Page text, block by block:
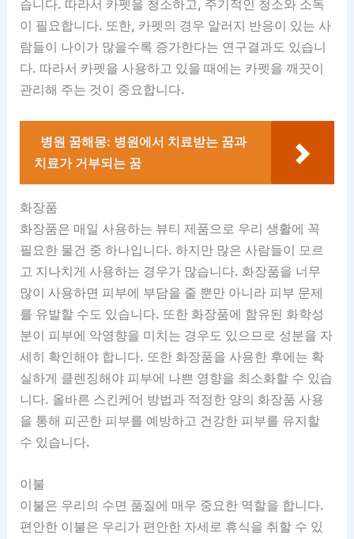
습니다. 따라서 카펫을 청소하고, 주기적인 청소와 소독
이 필요합니다. 또한, 카펫의 경우 알러지 반응이 있는 사
람들이 나이가 많을수록 증가한다는 연구결과도 있습니
다. 따라서 카펫을 사용하고 있을 때에는 카펫을 깨끗이
관리해 주는 것이 중요합니다.
병원 꿈해몽: 병원에서 치료받는 꿈과
치료가 거부되는 꿈
화장품
화장품은 매일 사용하는 뷰티 제품으로 우리 생활에 꼭
필요한 물건 중 하나입니다. 하지만 많은 사람들이 모르
고 지나치게 사용하는 경우가 많습니다. 화장품을 너무
많이 사용하면 피부에 부담을 줄 뿐만 아니라 피부 문제
를 유발할 수도 있습니다. 또한 화장품에 함유된 화학성
분이 피부에 악영향을 미치는 경우도 있으므로 성분을 자
세히 확인해야 합니다. 또한 화장품을 사용한 후에는 확
실하게 클렌징해야 피부에 나쁜 영향을 최소화할 수 있습
니다. 올바른 스킨케어 방법과 적정한 양의 화장품 사용
을 통해 피곤한 피부를 예방하고 건강한 피부를 유지할
수 있습니다.
이불
이불은 우리의 수면 품질에 매우 중요한 역할을 합니다.
편안한 이불은 우리가 편안한 자세로 휴식을 취할 수 있